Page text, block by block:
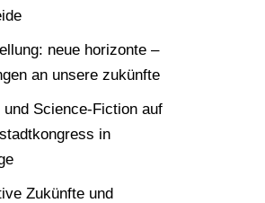
neue horizonte –
an unsere zukünfte
und Science-Fiction auf
in
Zukünfte und